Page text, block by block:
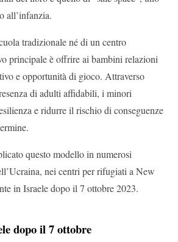
all’infanzia.
tradizionale né di un centro
principale è offrire ai bambini relazioni
e opportunità di gioco. Attraverso
di adulti affidabili, i minori
e ridurre il rischio di conseguenze
questo modello in numerosi
nei centri per rifugiati a New
in Israele dopo il 7 ottobre 2023.
dopo il 7 ottobre